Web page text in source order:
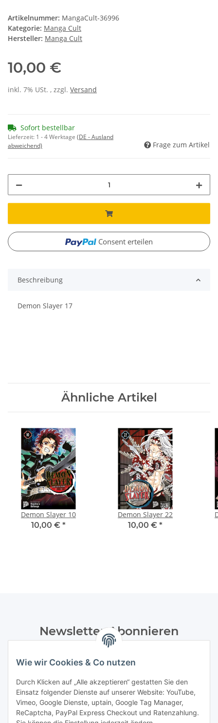
Wie wir Cookies & Co nutzen
Durch Klicken auf „Alle akzeptieren“ gestatten Sie den
Einsatz folgender Dienste auf unserer Website: YouTube,
Vimeo, Google Dienste, uptain, Google Tag Manager,
ReCaptcha, PayPal Express Checkout und Ratenzahlung.
Artikelnummer: MangaCult-36996
Kategorie: Manga Cult
Hersteller: Manga Cult
10,00 €
inkl. 7% USt. , zzgl. Versand
Sofort bestellbar
Lieferzeit: 1 - 4 Werktage (DE - Ausland
abweichend)
Frage zum Artikel
Consent erteilen
Beschreibung
Demon Slayer 17
Ähnliche Artikel
Demon Slayer 10
10,00 € *
Demon Slayer 22
10,00 € *
Newsletter Abonnieren
Bitte senden Sie mir entsprechend Ihrer
Datenschutzerklärungregelmäßig und jederzeit widerruflich
Abonnieren
Newsletter Abonnieren